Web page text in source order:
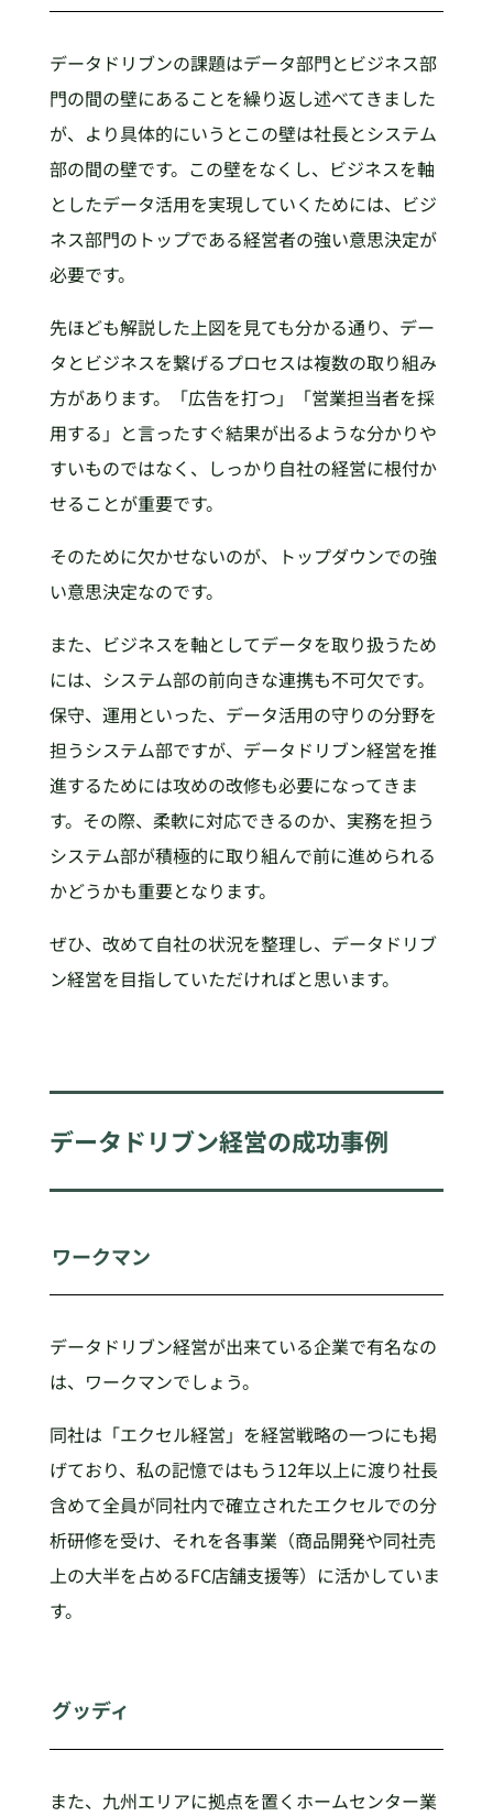
データドリブンの課題はデータ部門とビジネス部
門の間の壁にあることを繰り返し述べてきました
が、より具体的にいうとこの壁は社長とシステム
部の間の壁です。この壁をなくし、ビジネスを軸
としたデータ活用を実現していくためには、ビジ
ネス部門のトップである経営者の強い意思決定が
必要です。
先ほども解説した上図を見ても分かる通り、デー
タとビジネスを繋げるプロセスは複数の取り組み
方があります。「広告を打つ」「営業担当者を採
用する」と言ったすぐ結果が出るような分かりや
すいものではなく、しっかり自社の経営に根付か
せることが重要です。
そのために欠かせないのが、トップダウンでの強
い意思決定なのです。
また、ビジネスを軸としてデータを取り扱うため
には、システム部の前向きな連携も不可欠です。
保守、運用といった、データ活用の守りの分野を
担うシステム部ですが、データドリブン経営を推
進するためには攻めの改修も必要になってきま
す。その際、柔軟に対応できるのか、実務を担う
システム部が積極的に取り組んで前に進められる
かどうかも重要となります。
ぜひ、改めて自社の状況を整理し、データドリブ
ン経営を目指していただければと思います。
データドリブン経営の成功事例
ワークマン
データドリブン経営が出来ている企業で有名なの
は、ワークマンでしょう。
同社は「エクセル経営」を経営戦略の一つにも掲
げており、私の記憶ではもう12年以上に渡り社長
含めて全員が同社内で確立されたエクセルでの分
析研修を受け、それを各事業（商品開発や同社売
上の大半を占めるFC店舗支援等）に活かしていま
す。
グッディ
また、九州エリアに拠点を置くホームセンター業